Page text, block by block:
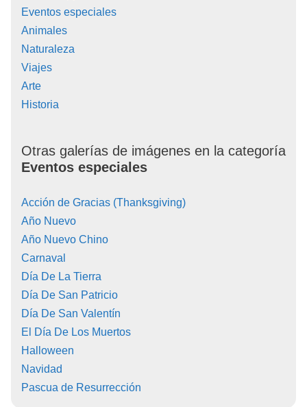
Eventos especiales
Animales
Naturaleza
Viajes
Arte
Historia
Otras galerías de imágenes en la categoría
Eventos especiales
Acción de Gracias (Thanksgiving)
Año Nuevo
Año Nuevo Chino
Carnaval
Día De La Tierra
Día De San Patricio
Día De San Valentín
El Día De Los Muertos
Halloween
Navidad
Pascua de Resurrección